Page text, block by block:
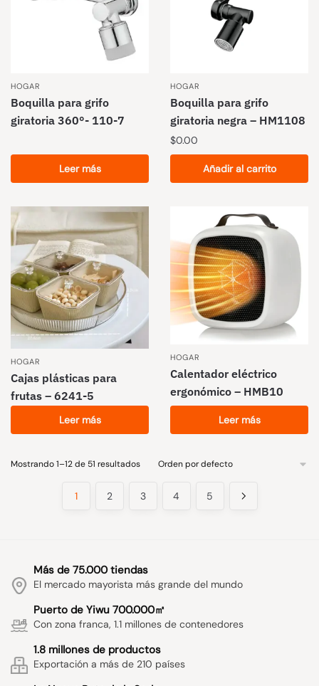
HOGAR
Boquilla para grifo
giratoria 360°- 110-7
Leer más
HOGAR
Boquilla para grifo
giratoria negra – HM1108
$0.00
Añadir al carrito
HOGAR
Cajas plásticas para
frutas – 6241-5
Leer más
HOGAR
Calentador eléctrico
ergonómico – HMB10
Leer más
Mostrando 1–12 de 51 resultados
1 2 3 4 5
Más de 75.000 tiendas
El mercado mayorista más grande del mundo
Puerto de Yiwu 700.000㎡
Con zona franca, 1.1 millones de contenedores
1.8 millones de productos
Exportación a más de 210 países